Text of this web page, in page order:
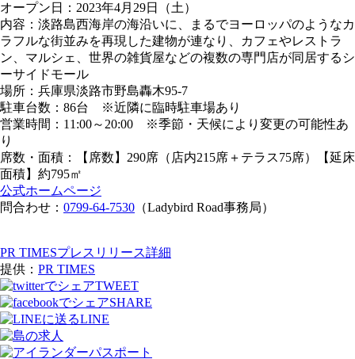
オープン日：2023年4月29日（土）
内容：淡路島西海岸の海沿いに、まるでヨーロッパのようなカ
ラフルな街並みを再現した建物が連なり、カフェやレストラ
ン、マルシェ、世界の雑貨屋などの複数の専門店が同居するシ
ーサイドモール
場所：兵庫県淡路市野島轟木95-7
駐車台数：86台 ※近隣に臨時駐車場あり
営業時間：11:00～20:00 ※季節・天候により変更の可能性あ
り
席数・面積：【席数】290席（店内215席＋テラス75席）【延床
面積】約795㎡
公式ホームページ
問合わせ： 0799-64-7530 （Ladybird Road事務局）
PR TIMESプレスリリース詳細
提供： PR TIMES
TWEET
SHARE
LINE